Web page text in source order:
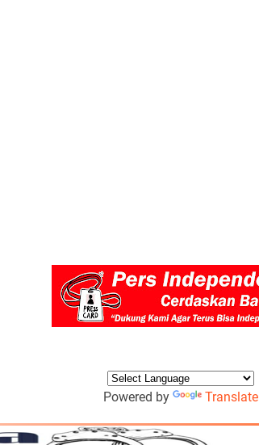
Powered by Translate